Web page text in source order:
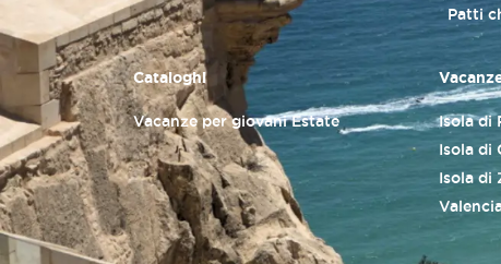
Patti
Cataloghi
Vacanze per giovani Estate
Isola di
Isola di
Isola di